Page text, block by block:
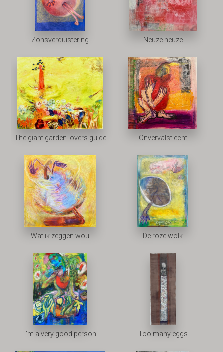
Zonsverduistering Neuze neuze
The giant garden lovers guide Onvervalst echt
Wat ik zeggen wou De roze wolk
I'm a very good person Too many eggs